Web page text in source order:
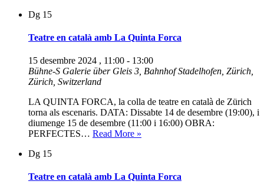
La
Forca
Dg 15
Teatre en català amb La Quinta Forca
15 desembre 2024 , 11:00 - 13:00
Bühne-S Galerie über Gleis 3, Bahnhof Stadelhofen, Zürich,
Zürich, Switzerland
LA QUINTA FORCA, la colla de teatre en català de Zürich
torna als escenaris. DATA: Dissabte 14 de desembre (19:00), i
diumenge 15 de desembre (11:00 i 16:00) OBRA:
PERFECTES… Read More »
La
Dg 15
Teatre en català amb La Quinta Forca